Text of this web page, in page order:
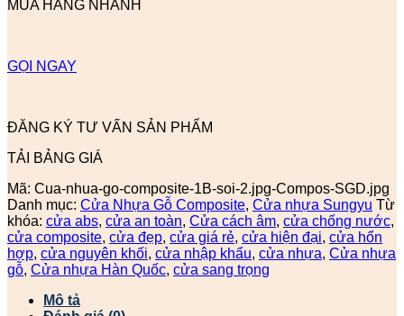
MUA HÀNG NHANH
GỌI NGAY
ĐĂNG KÝ TƯ VẤN SẢN PHẨM
TẢI BẢNG GIÁ
Mã: Cua-nhua-go-composite-1B-soi-2.jpg-Compos-SGD.jpg
Danh mục: Cửa Nhựa Gỗ Composite, Cửa nhựa Sungyu Từ
khóa: cửa abs, cửa an toàn, Cửa cách âm, cửa chống nước,
cửa composite, cửa đẹp, cửa giá rẻ, cửa hiện đại, cửa hổn
hợp, cửa nguyên khối, cửa nhập khẩu, cửa nhựa, Cửa nhựa
gỗ, Cửa nhựa Hàn Quốc, cửa sang trọng
Mô tả